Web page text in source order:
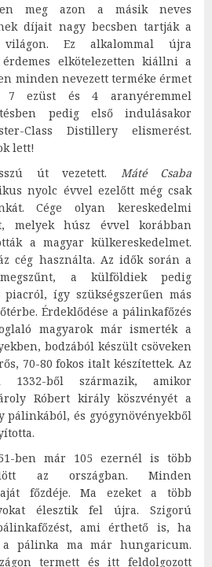
meg azon a másik neves
díjait nagy becsben tartják a
Ez alkalommal újra
elkötelezetten kiállni a
minden nevezett terméke érmet
7 ezüst és 4 aranyéremmel
pedig első indulásakor
Class Distillery elismerést.
lett!
út vezetett. Máté Csaba
nyolc évvel ezelőtt még csak
Cége olyan kereskedelmi
melyek húsz évvel korábban
a magyar külkereskedelmet.
cég használta. Az idők során a
a külföldiek pedig
így szükségszerűen más
Érdeklődése a pálinkafőzés
magyarok már ismerték a
bodzából készült csöveken
70-80 fokos italt készítettek. Az
ből származik, amikor
Róbert király köszvényét a
pálinkából, és gyógynövényekből
ben már 105 ezernél is több
az országban. Minden
főzdéje. Ma ezeket a több
élesztik fel újra. Szigorú
ami érthető is, ha
a pálinka ma már hungaricum.
termett és itt feldolgozott